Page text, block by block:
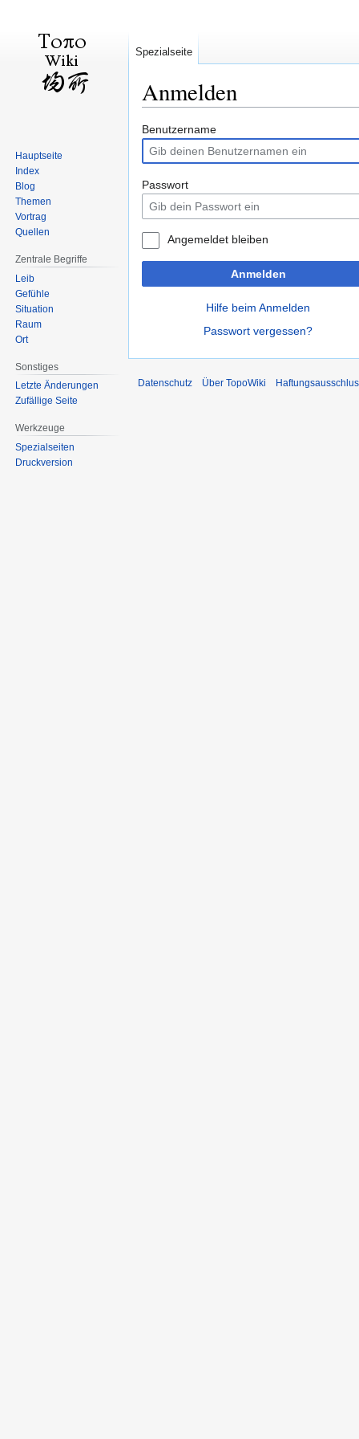
Anmelden
Zur
Navigation
springen
Zur
Suche
springen
Benutzername
Passwort
Angemeldet bleiben
Anmelden
Hilfe beim Anmelden
Passwort vergessen?
Spezialseite
Hauptseite
Index
Blog
Themen
Vortrag
Quellen
Zentrale Begriffe
Leib
Gefühle
Situation
Raum
Ort
Sonstiges
Letzte Änderungen
Zufällige Seite
Werkzeuge
Spezialseiten
Druckversion
Datenschutz Über TopoWiki